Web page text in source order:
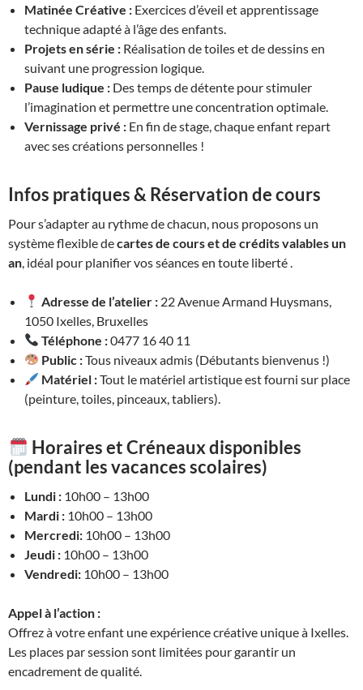
Matinée Créative : Exercices d’éveil et apprentissage
technique adapté à l’âge des enfants.
Projets en série : Réalisation de toiles et de dessins en
suivant une progression logique.
Pause ludique : Des temps de détente pour stimuler
l’imagination et permettre une concentration optimale.
Vernissage privé : En fin de stage, chaque enfant repart
avec ses créations personnelles !
Infos pratiques & Réservation de cours
Pour s’adapter au rythme de chacun, nous proposons un
système flexible decartes de cours et de crédits valables un
an , idéal pour planifier vos séances en toute liberté .
Adresse de l’atelier : 22 Avenue Armand Huysmans,
1050 Ixelles, Bruxelles
Téléphone :0477 16 40 11
Public :Tous niveaux admis (Débutants bienvenus !)
Matériel :Tout le matériel artistique est fourni sur place
(peinture, toiles, pinceaux, tabliers).
Horaires et Créneaux disponibles
(pendant les vacances scolaires)
Lundi : 10h00 – 13h00
Mardi : 10h00 – 13h00
Mercredi: 10h00 – 13h00
Jeudi : 10h00 – 13h00
Vendredi: 10h00 – 13h00
Appel à l’action :
Offrez à votre enfant une expérience créative unique à Ixelles.
Les places par session sont limitées pour garantir un
encadrement de qualité.